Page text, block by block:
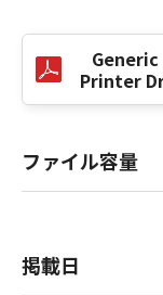
キヤノン株
No.Printer
ファイル容量
掲載日